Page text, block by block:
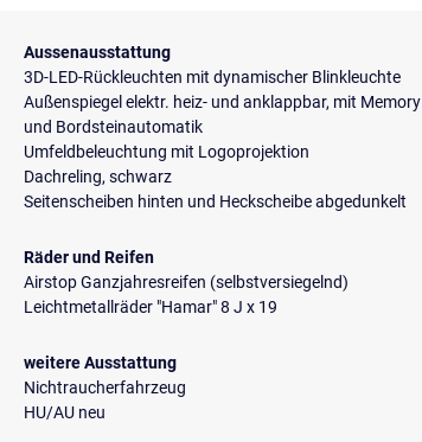
Aussenausstattung
3D-LED-Rückleuchten mit dynamischer Blinkleuchte
Außenspiegel elektr. heiz- und anklappbar, mit Memory
und Bordsteinautomatik
Umfeldbeleuchtung mit Logoprojektion
Dachreling, schwarz
Seitenscheiben hinten und Heckscheibe abgedunkelt
Räder und Reifen
Airstop Ganzjahresreifen (selbstversiegelnd)
Leichtmetallräder "Hamar" 8 J x 19
weitere Ausstattung
Nichtraucherfahrzeug
HU/AU neu